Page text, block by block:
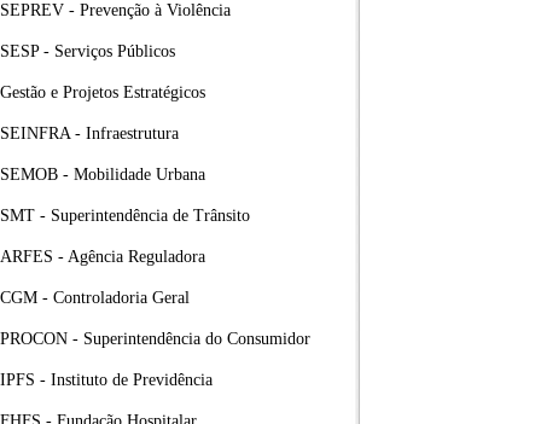
SEPREV - Prevenção à Violência
SESP - Serviços Públicos
Gestão e Projetos Estratégicos
SEINFRA - Infraestrutura
SEMOB - Mobilidade Urbana
SMT - Superintendência de Trânsito
ARFES - Agência Reguladora
CGM - Controladoria Geral
PROCON - Superintendência do Consumidor
IPFS - Instituto de Previdência